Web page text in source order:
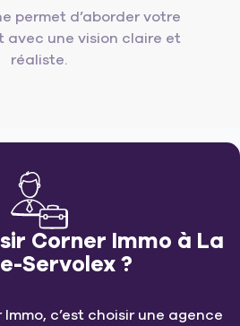
permet d’aborder votre
avec une vision claire et
réaliste.
Corner Immo à La
Servolex ?
c’est choisir une agence